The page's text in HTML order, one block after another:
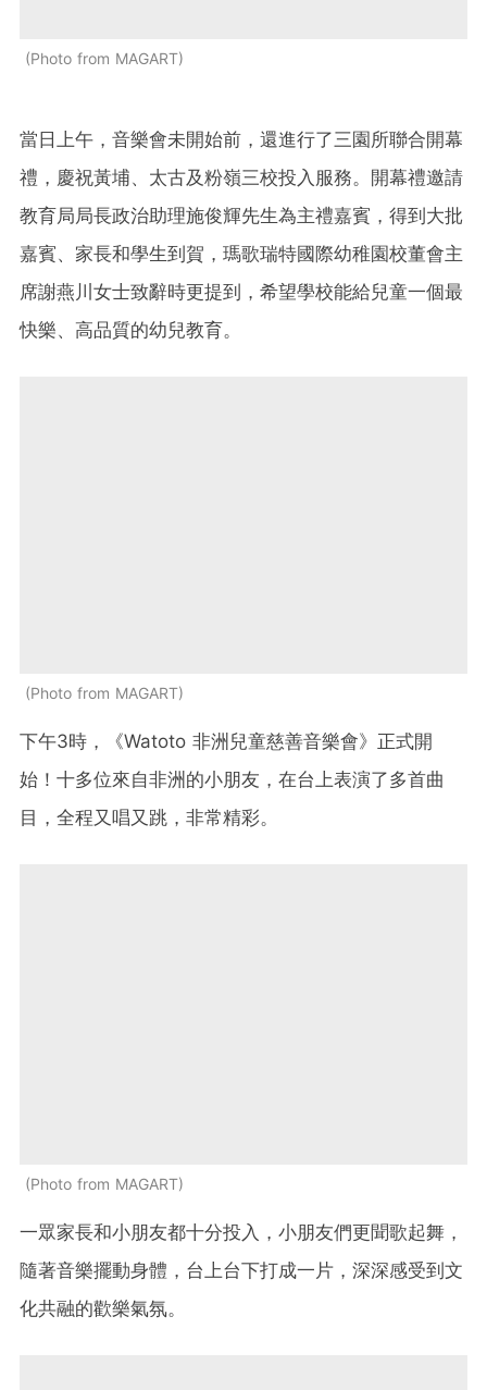
Photo from MAGART
當日上午，音樂會未開始前，還進行了三園所聯合開幕
禮，慶祝黃埔、太古及粉嶺三校投入服務。開幕禮邀請
教育局局長政治助理施俊輝先生為主禮嘉賓，得到大批
嘉賓、家長和學生到賀，瑪歌瑞特國際幼稚園校董會主
席謝燕川女士致辭時更提到，希望學校能給兒童一個最
快樂、高品質的幼兒教育。
Photo from MAGART
下午3時，《Watoto 非洲兒童慈善音樂會》正式開
始！十多位來自非洲的小朋友，在台上表演了多首曲
目，全程又唱又跳，非常精彩。
Photo from MAGART
一眾家長和小朋友都十分投入，小朋友們更聞歌起舞，
隨著音樂擺動身體，台上台下打成一片，深深感受到文
化共融的歡樂氣氛。